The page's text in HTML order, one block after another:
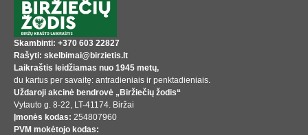
Skambinti: +370 603 22827
Rašyti: skelbimai@birzietis.lt
Laikraštis leidžiamas nuo 1945 metų,
du kartus per savaitę: antradieniais ir penktadieniais.
Uždaroji akcinė bendrovė „Biržiečių žodis“
Vytauto g. 8-22, LT-41174. Biržai
Įmonės kodas: 254807960
PVM mokėtojo kodas: